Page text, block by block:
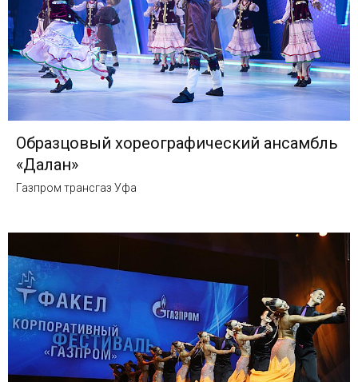
Образцовый хореографический ансамбль
«Далан»
Газпром трансгаз Уфа